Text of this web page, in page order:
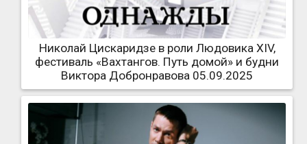
Николай Цискаридзе в роли Людовика XIV,
фестиваль «Вахтангов. Путь домой» и будни
Виктора Добронравова 05.09.2025